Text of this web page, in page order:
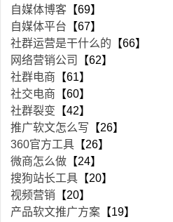
自媒体博客 【69】
自媒体平台 【67】
社群运营是干什么的 【66】
网络营销公司
【62】
社群电商 【61】
社交电商 【60】
社群裂变 【42】
推广软文怎么写 【26】
360官方工具 【26】
微商怎么做 【24】
搜狗站长工具 【20】
视频营销 【20】
产品软文推广方案 【19】